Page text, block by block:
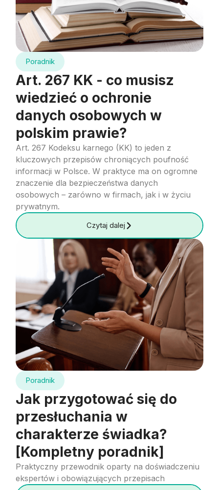
Poradnik
Art. 267 KK - co musisz
wiedzieć o ochronie
danych osobowych w
polskim prawie?
Art. 267 Kodeksu karnego (KK) to jeden z
kluczowych przepisów chroniących poufność
informacji w Polsce. W praktyce ma on ogromne
znaczenie dla bezpieczeństwa danych
osobowych – zarówno w firmach, jak i w życiu
prywatnym.
Czytaj dalej
Poradnik
Jak przygotować się do
przesłuchania w
charakterze świadka?
[Kompletny poradnik]
Praktyczny przewodnik oparty na doświadczeniu
ekspertów i obowiązujących przepisach